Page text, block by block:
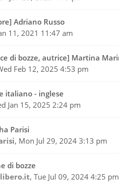
Adriano Russo
11, 2021 11:47 am
di bozze, autrice] Martina
Feb 12, 2025 4:53 pm
italiano - inglese
Jan 15, 2025 2:24 pm
Parisi
, Mon Jul 29, 2024 3:13 pm
di bozze
, Tue Jul 09, 2024 4:25 pm